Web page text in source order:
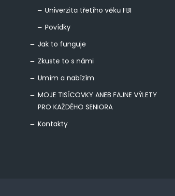
Univerzita třetího věku FBI
Povídky
Jak to funguje
Zkuste to s námi
Umím a nabízím
MOJE TISÍCOVKY ANEB FAJNE VÝLETY
PRO KAŽDÉHO SENIORA
Kontakty